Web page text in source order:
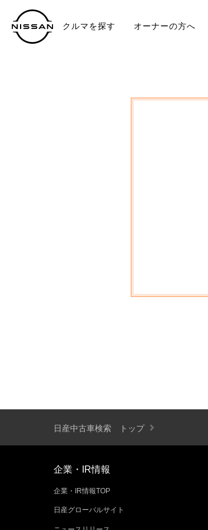
クルマを探す オーナーの方へ
日産中古車検索 トップ
企業・IR情報
企業・IR情報TOP
日産グローバルサイト